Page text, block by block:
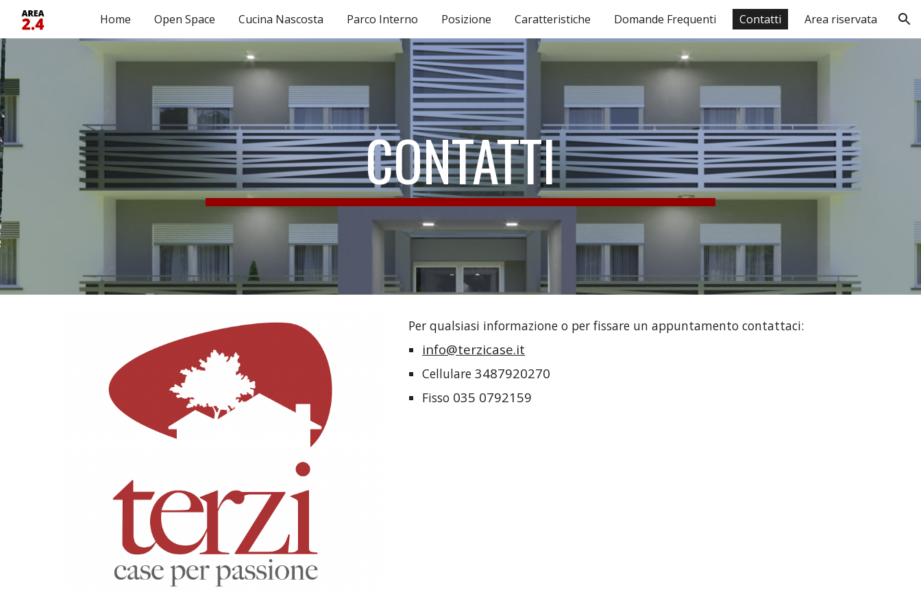
Skip to main content Skip to navigation
Home Open Space Cucina Nascosta Parco Interno Posizione Caratteristiche Domande Frequenti Contatti Area riservata
CONTATTI
Per qualsiasi informazione o per fissare un appuntamento contattaci:
info@terzicase.it
Cellulare 3487920270
Fisso 035 0792159